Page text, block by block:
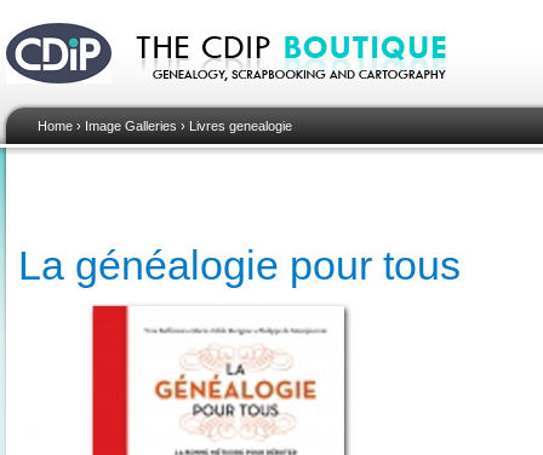
Home › Image Galleries › Livres genealogie
La généalogie pour tous